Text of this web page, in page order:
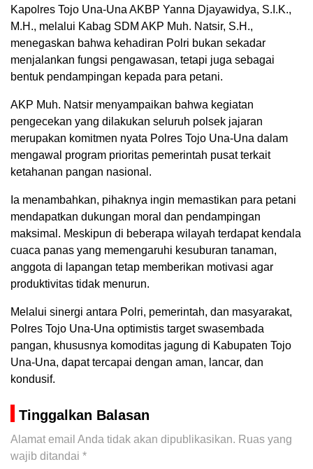
Kapolres Tojo Una-Una AKBP Yanna Djayawidya, S.I.K.,
M.H., melalui Kabag SDM AKP Muh. Natsir, S.H.,
menegaskan bahwa kehadiran Polri bukan sekadar
menjalankan fungsi pengawasan, tetapi juga sebagai
bentuk pendampingan kepada para petani.
AKP Muh. Natsir menyampaikan bahwa kegiatan
pengecekan yang dilakukan seluruh polsek jajaran
merupakan komitmen nyata Polres Tojo Una-Una dalam
mengawal program prioritas pemerintah pusat terkait
ketahanan pangan nasional.
Ia menambahkan, pihaknya ingin memastikan para petani
mendapatkan dukungan moral dan pendampingan
maksimal. Meskipun di beberapa wilayah terdapat kendala
cuaca panas yang memengaruhi kesuburan tanaman,
anggota di lapangan tetap memberikan motivasi agar
produktivitas tidak menurun.
Melalui sinergi antara Polri, pemerintah, dan masyarakat,
Polres Tojo Una-Una optimistis target swasembada
pangan, khususnya komoditas jagung di Kabupaten Tojo
Una-Una, dapat tercapai dengan aman, lancar, dan
kondusif.
Tinggalkan Balasan
Alamat email Anda tidak akan dipublikasikan. Ruas yang
wajib ditandai *